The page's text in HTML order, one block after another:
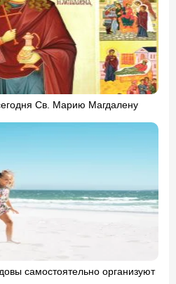
Св. Марию Магдалену
самостоятельно организуют